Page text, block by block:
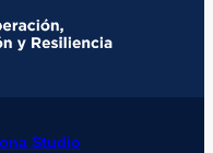
Studio